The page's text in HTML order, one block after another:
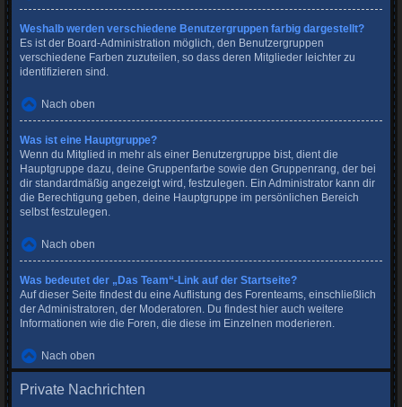
Weshalb werden verschiedene Benutzergruppen farbig dargestellt?
Es ist der Board-Administration möglich, den Benutzergruppen
verschiedene Farben zuzuteilen, so dass deren Mitglieder leichter zu
identifizieren sind.
Nach oben
Was ist eine Hauptgruppe?
Wenn du Mitglied in mehr als einer Benutzergruppe bist, dient die
Hauptgruppe dazu, deine Gruppenfarbe sowie den Gruppenrang, der bei
dir standardmäßig angezeigt wird, festzulegen. Ein Administrator kann dir
die Berechtigung geben, deine Hauptgruppe im persönlichen Bereich
selbst festzulegen.
Nach oben
Was bedeutet der „Das Team“-Link auf der Startseite?
Auf dieser Seite findest du eine Auflistung des Forenteams, einschließlich
der Administratoren, der Moderatoren. Du findest hier auch weitere
Informationen wie die Foren, die diese im Einzelnen moderieren.
Nach oben
Private Nachrichten